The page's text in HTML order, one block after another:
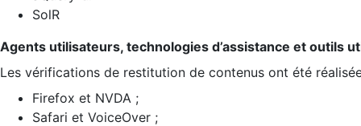
SolR
Agents utilisateurs, technologies d’assistance et outils
Les vérifications de restitution de contenus ont été
Firefox et NVDA ;
Safari et VoiceOver ;